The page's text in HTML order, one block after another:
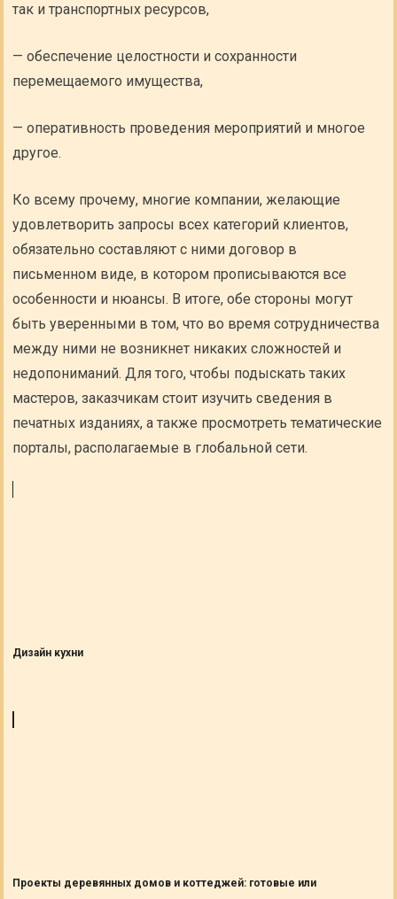
так и транспортных ресурсов,
— обеспечение целостности и сохранности
перемещаемого имущества,
— оперативность проведения мероприятий и многое
другое.
Ко всему прочему, многие компании, желающие
удовлетворить запросы всех категорий клиентов,
обязательно составляют с ними договор в
письменном виде, в котором прописываются все
особенности и нюансы. В итоге, обе стороны могут
быть уверенными в том, что во время сотрудничества
между ними не возникнет никаких сложностей и
недопониманий. Для того, чтобы подыскать таких
мастеров, заказчикам стоит изучить сведения в
печатных изданиях, а также просмотреть тематические
порталы, располагаемые в глобальной сети.
Дизайн кухни
Проекты деревянных домов и коттеджей: готовые или